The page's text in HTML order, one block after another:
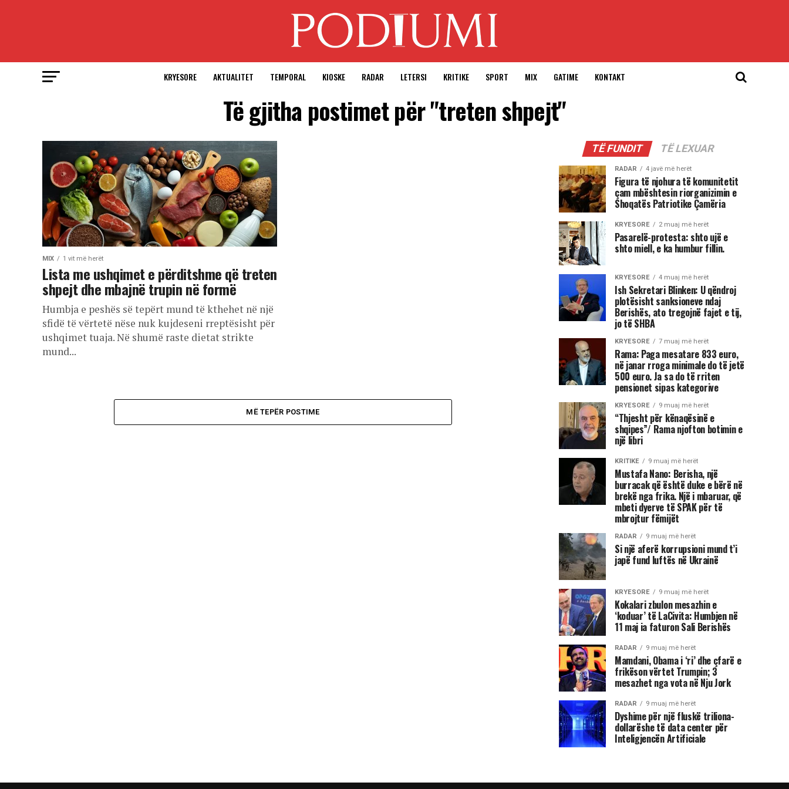
KRYESORE AKTUALITET TEMPORAL KIOSKE RADAR LETERSI KRITIKE SPORT MIX GATIME KONTAKT
Të gjitha postimet për "treten shpejt"
MIX 1 vit më herët
Lista me ushqimet e përditshme që treten
shpejt dhe mbajnë trupin në formë
Humbja e peshës së tepërt mund të kthehet në një
sfidë të vërtetë nëse nuk kujdeseni rreptësisht për
ushqimet tuaja. Në shumë raste dietat strikte
mund...
MË TEPËR POSTIME
TË FUNDIT TË LEXUAR
RADAR 4 javë më herët
Figura të njohura të komunitetit
çam mbështesin riorganizimin e
Shoqatës Patriotike Çamëria
KRYESORE 2 muaj më herët
Pasarelë-protesta: shto ujë e
shto miell, e ka humbur fillin.
KRYESORE 4 muaj më herët
Ish Sekretari Blinken: U qëndroj
plotësisht sanksioneve ndaj
Berishës, ato tregojnë fajet e tij,
jo të SHBA
KRYESORE 7 muaj më herët
Rama: Paga mesatare 833 euro,
në janar rroga minimale do të jetë
500 euro. Ja sa do të rriten
pensionet sipas kategorive
KRYESORE 9 muaj më herët
“Thjesht për kënaqësinë e
shqipes”/ Rama njofton botimin e
një libri
KRITIKE 9 muaj më herët
Mustafa Nano: Berisha, një
burracak që është duke e bërë në
brekë nga frika. Një i mbaruar, që
mbeti dyerve të SPAK për të
mbrojtur fëmijët
RADAR 9 muaj më herët
Si një aferë korrupsioni mund t’i
japë fund luftës në Ukrainë
KRYESORE 9 muaj më herët
Kokalari zbulon mesazhin e
‘koduar’ të LaCivita: Humbjen në
11 maj ia faturon Sali Berishës
RADAR 9 muaj më herët
Mamdani, Obama i ‘ri’ dhe çfarë e
frikëson vërtet Trumpin; 3
mesazhet nga vota në Nju Jork
RADAR 9 muaj më herët
Dyshime për një fluskë triliona-
dollarëshe të data center për
Inteligjencën Artificiale